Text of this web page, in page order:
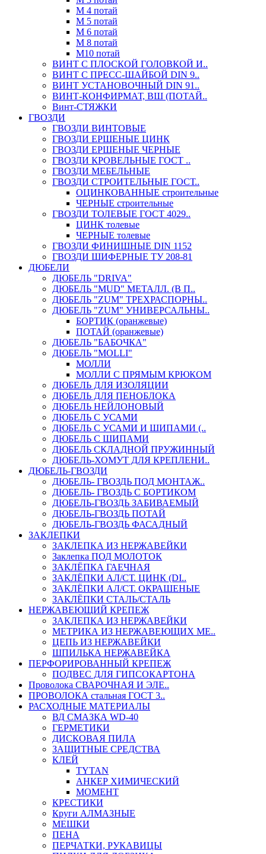
М 4 потай
М 5 потай
М 6 потай
М 8 потай
М10 потай
ВИНТ С ПЛОСКОЙ ГОЛОВКОЙ И..
ВИНТ С ПРЕСС-ШАЙБОЙ DIN 9..
ВИНТ УСТАНОВОЧНЫЙ DIN 91..
ВИНТ-КОНФИРМАТ, ВШ (ПОТАЙ..
Винт-СТЯЖКИ
ГВОЗДИ
ГВОЗДИ ВИНТОВЫЕ
ГВОЗДИ ЕРШЕНЫЕ ЦИНК
ГВОЗДИ ЕРШЕНЫЕ ЧЕРНЫЕ
ГВОЗДИ КРОВЕЛЬНЫЕ ГОСТ ..
ГВОЗДИ МЕБЕЛЬНЫЕ
ГВОЗДИ СТРОИТЕЛЬНЫЕ ГОСТ..
ОЦИНКОВАННЫЕ строительные
ЧЕРНЫЕ строительные
ГВОЗДИ ТОЛЕВЫЕ ГОСТ 4029..
ЦИНК толевые
ЧЕРНЫЕ толевые
ГВОЗДИ ФИНИШНЫЕ DIN 1152
ГВОЗДИ ШИФЕРНЫЕ ТУ 208-81
ДЮБЕЛИ
ДЮБЕЛЬ "DRIVA"
ДЮБЕЛЬ "MUD" МЕТАЛЛ. (В П..
ДЮБЕЛЬ "ZUM" ТРЕХРАСПОРНЫ..
ДЮБЕЛЬ "ZUM" УНИВЕРСАЛЬНЫ..
БОРТИК (оранжевые)
ПОТАЙ (оранжевые)
ДЮБЕЛЬ "БАБОЧКА"
ДЮБЕЛЬ "МOLLI"
МОЛЛИ
МОЛЛИ С ПРЯМЫМ КРЮКОМ
ДЮБЕЛЬ ДЛЯ ИЗОЛЯЦИИ
ДЮБЕЛЬ ДЛЯ ПЕНОБЛОКА
ДЮБЕЛЬ НЕЙЛОНОВЫЙ
ДЮБЕЛЬ С УСАМИ
ДЮБЕЛЬ С УСАМИ И ШИПАМИ (..
ДЮБЕЛЬ С ШИПАМИ
ДЮБЕЛЬ СКЛАДНОЙ ПРУЖИННЫЙ
ДЮБЕЛЬ-ХОМУТ ДЛЯ КРЕПЛЕНИ..
ДЮБЕЛЬ-ГВОЗДИ
ДЮБЕЛЬ- ГВОЗДЬ ПОД МОНТАЖ..
ДЮБЕЛЬ- ГВОЗДЬ С БОРТИКОМ
ДЮБЕЛЬ-ГВОЗДЬ ЗАБИВАЕМЫЙ
ДЮБЕЛЬ-ГВОЗДЬ ПОТАЙ
ДЮБЕЛЬ-ГВОЗДЬ ФАСАДНЫЙ
ЗАКЛЕПКИ
ЗАКЛЕПКА ИЗ НЕРЖАВЕЙКИ
Заклепка ПОД МОЛОТОК
ЗАКЛЁПКА ГАЕЧНАЯ
ЗАКЛЁПКИ АЛ/СТ. ЦИНК (DI..
ЗАКЛЁПКИ АЛ/СТ. ОКРАШЕНЫЕ
ЗАКЛЁПКИ СТАЛЬ/СТАЛЬ
НЕРЖАВЕЮЩИЙ КРЕПЕЖ
ЗАКЛЕПКА ИЗ НЕРЖАВЕЙКИ
МЕТРИКА ИЗ НЕРЖАВЕЮЩИХ МЕ..
ЦЕПЬ ИЗ НЕРЖАВЕЙКИ
ШПИЛЬКА НЕРЖАВЕЙКА
ПЕРФОРИРОВАННЫЙ КРЕПЕЖ
ПОДВЕС ДЛЯ ГИПСОКАРТОНА
Проволока СВАРОЧНАЯ И ЭЛЕ..
ПРОВОЛОКА стальная ГОСТ 3..
РАСХОДНЫЕ МАТЕРИАЛЫ
ВД СМАЗКА WD-40
ГЕРМЕТИКИ
ДИСКОВАЯ ПИЛА
ЗАЩИТНЫЕ СРЕДСТВА
КЛЕЙ
TYTAN
АНКЕР ХИМИЧЕСКИЙ
МОМЕНТ
КРЕСТИКИ
Круги АЛМАЗНЫЕ
МЕШКИ
ПЕНА
ПЕРЧАТКИ, РУКАВИЦЫ